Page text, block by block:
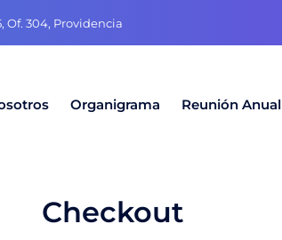
Of. 304, Providencia
Organigrama Reunión Anual
Checkout